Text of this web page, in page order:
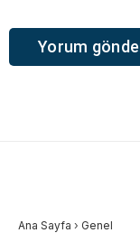
Ana Sayfa › Genel